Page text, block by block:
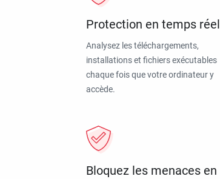
Protection en temps réel
Analysez les téléchargements,
installations et fichiers exécutables
chaque fois que votre ordinateur y
accède.
Bloquez les menaces en